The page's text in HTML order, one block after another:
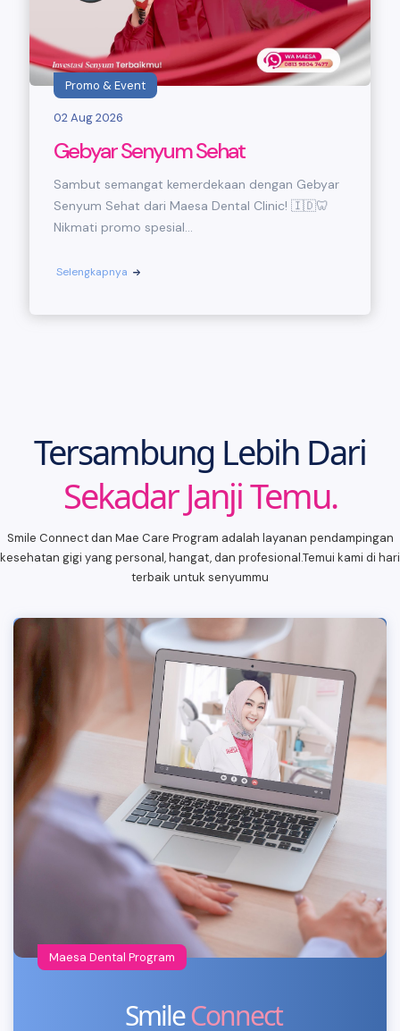
Promo & Event
02 Aug 2026
Gebyar Senyum Sehat
Sambut semangat kemerdekaan dengan Gebyar
Senyum Sehat dari Maesa Dental Clinic! 🇮🇩🦷
Nikmati promo spesial...
Selengkapnya
Tersambung Lebih Dari
Sekadar Janji Temu.
Smile Connect dan Mae Care Program adalah layanan pendampingan
kesehatan gigi yang personal, hangat, dan profesional.Temui kami di hari
terbaik untuk senyummu
Maesa Dental Program
SmileConnect